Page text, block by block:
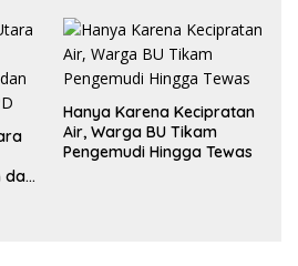
dan
Hanya Karena Kecipratan
Air, Warga BU Tikam
Pengemudi Hingga Tewas